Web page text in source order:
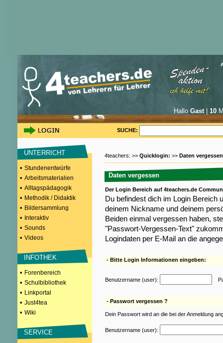
Hallo Gast| 10
SUCHE:
UNTERRICHT
• Stundenentwürfe
• Arbeitsmaterialien
• Alltagspädagogik
• Methodik / Didaktik
• Bildersammlung
• Interaktiv
• Sounds
• Videos
INFOTHEK
• Forenbereich
• Schulbibliothek
• Linkportal
• Just4tea
• Wiki
SERVICE
4teachers: >> Quicklogin: >> Daten vergessen
Daten vergessen
Der Login Bereich auf 4teachers.de
Du befindest dich im Login Bereich
deinem Nickname und deinem
Beiden einmal vergessen haben,
"Passwort-Vergessen-Text"
Logindaten per E-Mail an die
- Bitte Login Informationen eingeben:
Benutzername (user):
- Passwort vergessen ?
Dein Passwort wird an die bei der Anmeldung
Benutzername (user):